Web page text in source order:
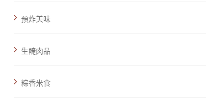
預炸美味
生醃肉品
粽香米食